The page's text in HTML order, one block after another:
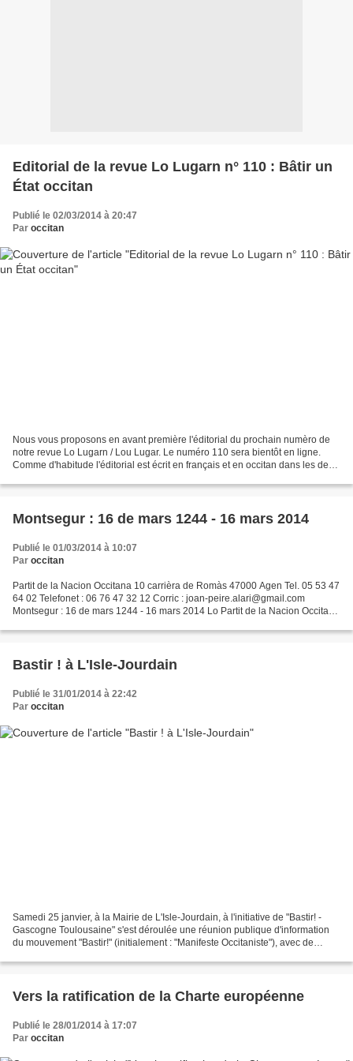
Editorial de la revue Lo Lugarn n° 110 : Bâtir un
État occitan
Publié le 02/03/2014 à 20:47
Par occitan
Nous vous proposons en avant première l'éditorial du prochain numèro de
notre revue Lo Lugarn / Lou Lugar. Le numéro 110 sera bientôt en ligne.
Comme d'habitude l'éditorial est écrit en français et en occitan dans les deux
Montsegur : 16 de mars 1244 - 16 mars 2014
Publié le 01/03/2014 à 10:07
Par occitan
Partit de la Nacion Occitana 10 carrièra de Romàs 47000 Agen Tel. 05 53 47
64 02 Telefonet : 06 76 47 32 12 Corric : joan-peire.alari@gmail.com
Montsegur : 16 de mars 1244 - 16 mars 2014 Lo Partit de la Nacion Occitana
Bastir ! à L'Isle-Jourdain
Publié le 31/01/2014 à 22:42
Par occitan
Samedi 25 janvier, à la Mairie de L'Isle-Jourdain, à l'initiative de "Bastir! -
Gascogne Toulousaine" s'est déroulée une réunion publique d'information
du mouvement "Bastir!" (initialement : "Manifeste Occitaniste"), avec de
Vers la ratification de la Charte européenne
Publié le 28/01/2014 à 17:07
Par occitan